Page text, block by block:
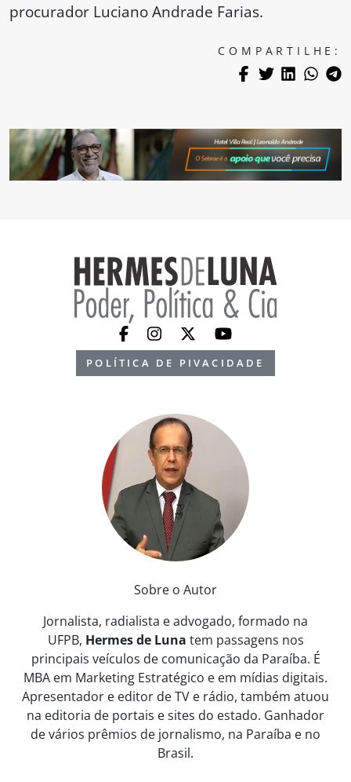
procurador Luciano Andrade Farias.
COMPARTILHE:
POLÍTICA DE PIVACIDADE
Sobre o Autor
Jornalista, radialista e advogado, formado na
UFPB, Hermes de Luna tem passagens nos
principais veículos de comunicação da Paraíba. É
MBA em Marketing Estratégico e em mídias digitais.
Apresentador e editor de TV e rádio, também atuou
na editoria de portais e sites do estado. Ganhador
de vários prêmios de jornalismo, na Paraíba e no
Brasil.